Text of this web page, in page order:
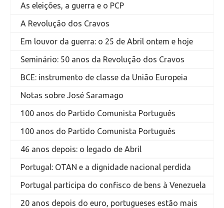
As eleições, a guerra e o PCP
A Revolução dos Cravos
Em louvor da guerra: o 25 de Abril ontem e hoje
Seminário: 50 anos da Revolução dos Cravos
BCE: instrumento de classe da União Europeia
Notas sobre José Saramago
100 anos do Partido Comunista Português
100 anos do Partido Comunista Português
46 anos depois: o legado de Abril
Portugal: OTAN e a dignidade nacional perdida
Portugal participa do confisco de bens à Venezuela
20 anos depois do euro, portugueses estão mais